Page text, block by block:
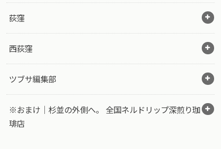
荻窪
西荻窪
ツブサ編集部
※おまけ｜杉並の外側へ。 全国ネルドリップ深煎り珈
琲店